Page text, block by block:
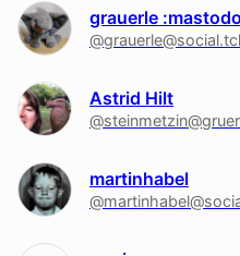
grauerle
Astrid Hilt
martinhabel